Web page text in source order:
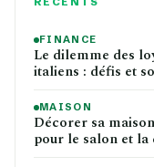
FINANCE
Le dilemme des
italiens : défis et
MAISON
Décorer sa
pour le salon et la